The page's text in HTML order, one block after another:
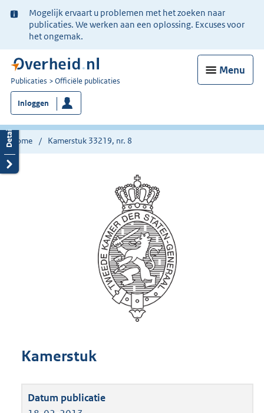
Ter
informatie:
Mogelijk ervaart u problemen met het zoeken naar
publicaties. We werken aan een oplossing. Excuses voor
het ongemak.
Menu
U
bent
nu
hier:
Publicaties Officiële publicaties
Inloggen
Home Kamerstuk 33219, nr. 8
Kamerstuk